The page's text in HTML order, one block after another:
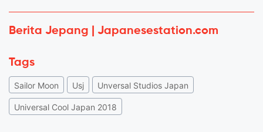
Berita Jepang | Japanesestation.com
Tags
Sailor Moon Usj Unversal Studios Japan
Universal Cool Japan 2018